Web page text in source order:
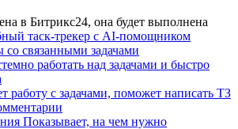
в Битрикс24, она будет выполнена
таск-трекер с AI-помощником
со связанными задачами
работать над задачами и быстро
работу с задачами, поможет написать ТЗ
Показывает, на чем нужно